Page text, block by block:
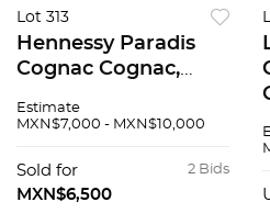
Lot 313
Hennessy Paradis
Cognac Cognac,
Bottle 80's - 90's
Estimate
MXN$7,000 - MXN$10,000
2 Bids
Sold for
MXN$6,500